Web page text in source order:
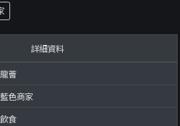
詳細資料
龍薈
藍色商家
飲食